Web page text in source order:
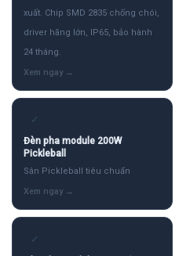
xuất. Chip SMD 2835 chống chói,
driver hãng lớn, IP65, bảo hành
24 tháng.
✓
Đèn pha module 200W
Pickleball
Sân Pickleball tiêu chuẩn
✓